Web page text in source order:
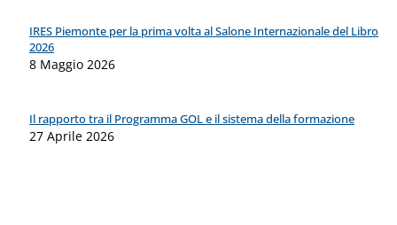
IRES Piemonte per la prima volta al Salone Internazionale del Libro
2026
8 Maggio 2026
Il rapporto tra il Programma GOL e il sistema della formazione
27 Aprile 2026